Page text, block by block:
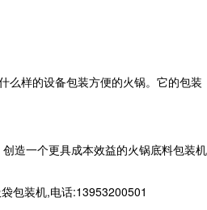
么样的设备包装方便的火锅。它的包装
造一个更具成本效益的火锅底料包装机
包装机,电话:13953200501